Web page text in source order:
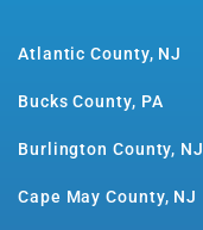
Atlantic County, NJ
Bucks County, PA
Burlington County, NJ
Cape May County, NJ